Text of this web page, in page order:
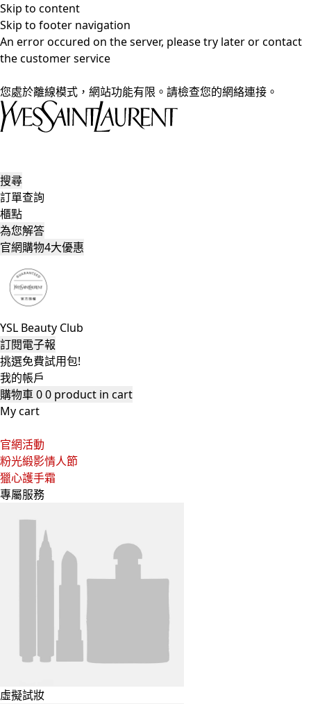
Skip to content
Skip to footer navigation
An error occured on the server, please try later or contact
the customer service
您處於離線模式，網站功能有限。請檢查您的網絡連接。
搜尋
訂單查詢
櫃點
為您解答
官網購物4大優惠
YSL Beauty Club
訂閱電子報
挑選免費試用包!
我的帳戶
購物車00 product in cart
My cart
官網活動
粉光緞影情人節
獵心護手霜
專屬服務
虛擬試妝